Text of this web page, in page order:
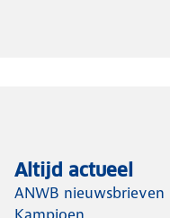
Altijd actueel
ANWB nieuwsbrieven